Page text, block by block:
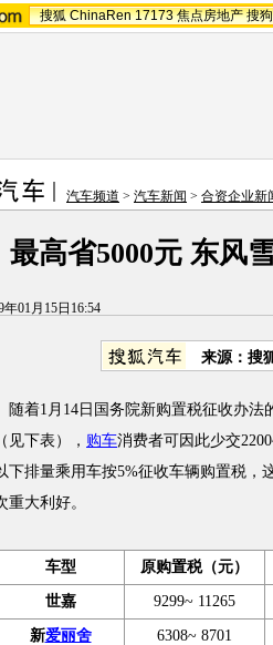
搜狐 ChinaRen 17173 焦点房地产 搜狗
汽车频道 > 汽车新闻 > 合资企业新
最高省5000元 东风
年01月15日16:54
来源：搜
1月14日国务院新购置税征收办法
见下表）， 购车消费者可因此少交
下排量乘用车按5%征收车辆购置税，
重大利好。
车型 原购置税（元）
世嘉 9299~ 11265
新爱丽舍 6308~ 8701